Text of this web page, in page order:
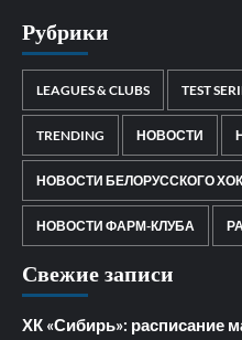
Рубрики
LEAGUES & CLUBS TEST
TRENDING НОВОСТИ
НОВОСТИ БЕЛОРУССКОГО
НОВОСТИ ФАРМ-КЛУБА
Свежие записи
ХК «Сибирь»: расписание